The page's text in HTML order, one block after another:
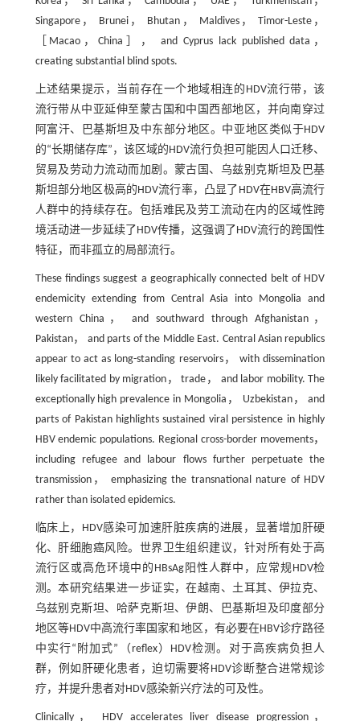
Singapore， Brunei， Bhutan， Maldives， Timor-Leste，
［Macao，China］， and Cyprus lack published data，
creating substantial blind spots.
上述结果提示，当前存在一个地域相连的HDV流行带，该
流行带从中亚延伸至蒙古国和中国西部地区，并向南穿过
阿富汗、巴基斯坦及中东部分地区。中亚地区类似于HDV
的“长期储存库”，该区域的HDV流行负担可能因人口迁移、
贸易及劳动力流动而加剧。蒙古国、乌兹别克斯坦及巴基
斯坦部分地区极高的HDV流行率，凸显了HDV在HBV高流行
人群中的持续存在。包括难民及劳工流动在内的区域性跨
境活动进一步延续了HDV传播，这强调了HDV流行的跨国性
特征，而非孤立的局部流行。
These findings suggest a geographically connected belt of HDV
endemicity extending from Central Asia into Mongolia and
western China， and southward through Afghanistan，
Pakistan， and parts of the Middle East. Central Asian republics
appear to act as long-standing reservoirs， with dissemination
likely facilitated by migration， trade， and labor mobility. The
exceptionally high prevalence in Mongolia， Uzbekistan， and
parts of Pakistan highlights sustained viral persistence in highly
HBV endemic populations. Regional cross-border movements，
including refugee and labour flows further perpetuate the
transmission， emphasizing the transnational nature of HDV
rather than isolated epidemics.
临床上，HDV感染可加速肝脏疾病的进展，显著增加肝硬
化、肝细胞癌风险。世界卫生组织建议，针对所有处于高
流行区或高危环境中的HBsAg阳性人群中，应常规HDV检
测。本研究结果进一步证实，在越南、土耳其、伊拉克、
乌兹别克斯坦、哈萨克斯坦、伊朗、巴基斯坦及印度部分
地区等HDV中高流行率国家和地区，有必要在HBV诊疗路径
中实行“附加式”（reflex）HDV检测。对于高疾病负担人
群，例如肝硬化患者，迫切需要将HDV诊断整合进常规诊
疗，并提升患者对HDV感染新兴疗法的可及性。
Clinically， HDV accelerates liver disease progression，